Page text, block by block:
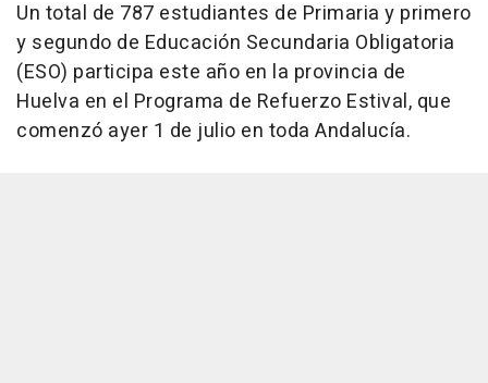
Un total de 787 estudiantes de Primaria y primero
y segundo de Educación Secundaria Obligatoria
(ESO) participa este año en la provincia de
Huelva en el Programa de Refuerzo Estival, que
comenzó ayer 1 de julio en toda Andalucía.